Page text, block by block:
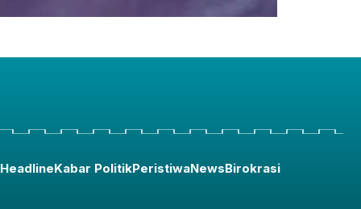
HeadlineKabar PolitikPeristiwaNewsBirokrasi